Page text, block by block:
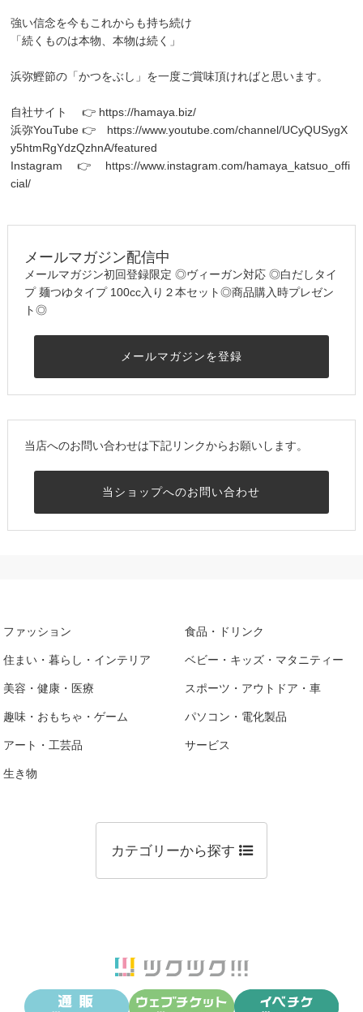
強い信念を今もこれからも持ち続け
「続くものは本物、本物は続く」
浜弥鰹節の「かつをぶし」を一度ご賞味頂ければと思います。
自社サイト 👉 https://hamaya.biz/
浜弥YouTube 👉 https://www.youtube.com/channel/UCyQUSygX
y5htmRgYdzQzhnA/featured
Instagram 👉 https://www.instagram.com/hamaya_katsuo_offi
cial/
メールマガジン配信中
メールマガジン初回登録限定 ◎ヴィーガン対応 ◎白だしタイ
プ 麺つゆタイプ 100cc入り２本セット◎商品購入時プレゼン
ト◎
メールマガジンを登録
当店へのお問い合わせは下記リンクからお願いします。
当ショップへのお問い合わせ
ファッション 食品・ドリンク
住まい・暮らし・インテリア ベビー・キッズ・マタニティー
美容・健康・医療 スポーツ・アウトドア・車
趣味・おもちゃ・ゲーム パソコン・電化製品
アート・工芸品 サービス
生き物
カテゴリーから探す